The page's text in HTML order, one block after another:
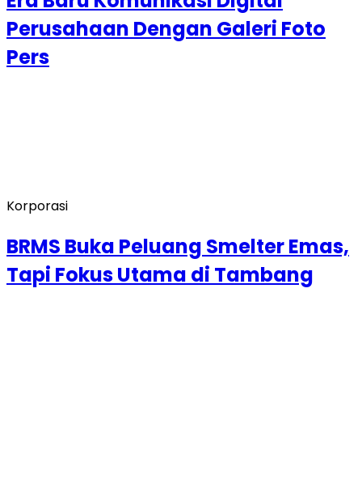
Perusahaan Dengan Galeri Foto
Pers
Korporasi
BRMS Buka Peluang Smelter Emas,
Tapi Fokus Utama di Tambang